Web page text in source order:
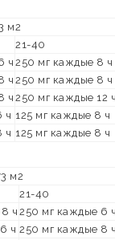
м2
21-40
ч 250 мг каждые 8 ч
ч 250 мг каждые 8 ч
ч 250 мг каждые 12 ч
ч 125 мг каждые 8 ч
ч 125 мг каждые 8 ч
м2
21-40
ч 250 мг каждые 6 ч
ч 250 мг каждые 8 ч